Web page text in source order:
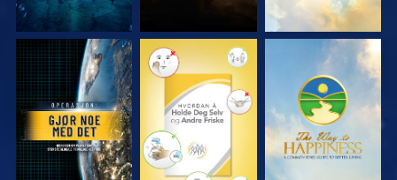
SE SE SE